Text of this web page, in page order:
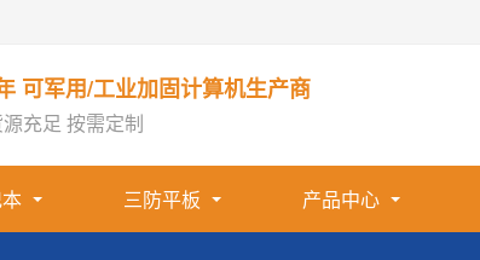
可军用/工业加固计算机生产商
充足 按需定制
三防平板 产品中心